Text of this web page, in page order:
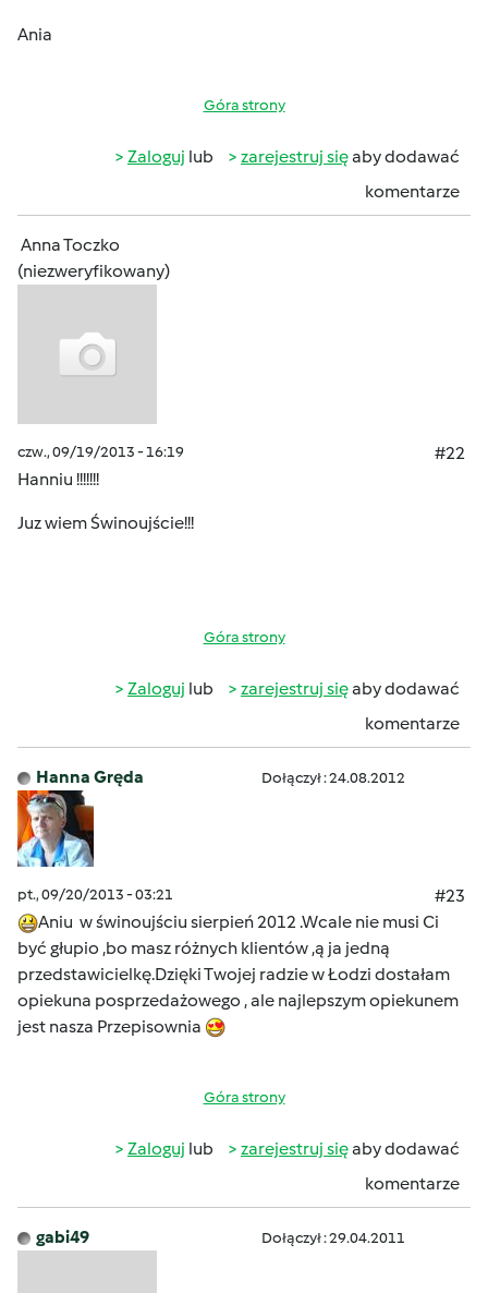
Ania
Góra strony
Zaloguj lub zarejestruj sięaby dodawać
komentarze
Anna Toczko
(niezweryfikowany)
czw., 09/19/2013 - 16:19
#22
Hanniu !!!!!!!
Juz wiem Świnoujście!!!
Góra strony
Zaloguj lub zarejestruj sięaby dodawać
komentarze
Hanna Gręda Dołączył : 24.08.2012
pt., 09/20/2013 - 03:21
#23
Aniu w świnoujściu sierpień 2012 .Wcale nie musi Ci
być głupio ,bo masz różnych klientów ,ą ja jedną
przedstawicielkę.Dzięki Twojej radzie w Łodzi dostałam
opiekuna posprzedażowego , ale najlepszym opiekunem
jest nasza Przepisownia
Góra strony
Zaloguj lub zarejestruj sięaby dodawać
komentarze
gabi49 Dołączył : 29.04.2011